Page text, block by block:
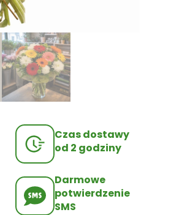
Czas dostawy
od 2 godziny
Darmowe
potwierdzenie
SMS